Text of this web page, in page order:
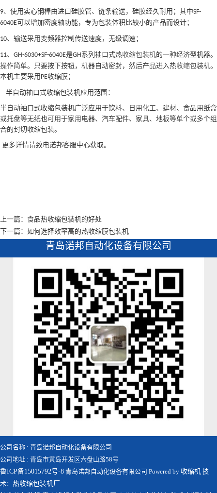
9、使用实心钢棒由进口硅胶管、链条输送，硅胶经久耐用；其中SF-
6040E可以增加密度轴功能，专为包装体积比较小的产品而设计；
10、输送采用变频器控制传送速度，无级调速；
11、 GH-6030+SF-6040E是GH系列袖口式热收缩包装机的一种经济型机器。
操作简单。只要按下按钮，机器自动密封，然后产品进入热收缩包装机。
本机主要采用 PE收缩膜；
半自动袖口式收缩包装机应用范围：
半自动袖口式收缩包装机广泛应用于饮料、日用化工、建材、食品用纸盒
或托盘等无纸也可用于家用电器、汽车配件、家具、地板等单个或多个组
合的封切收缩包装。
更多详情请致电诺邦客服中心获取。
上一篇：食品热收缩包装机的好处
下一篇：如何选择效率高的热收缩膜包装机
青岛诺邦自动化设备有限公司
公司名称 : 青岛诺邦自动化设备有限公司
公司地址 : 青岛市黄岛开发区六盘山路58号
鲁ICP备15015792号-8 青岛诺邦自动化设备有限公司 Powered by 收缩机 技
术： 热收缩包装机厂